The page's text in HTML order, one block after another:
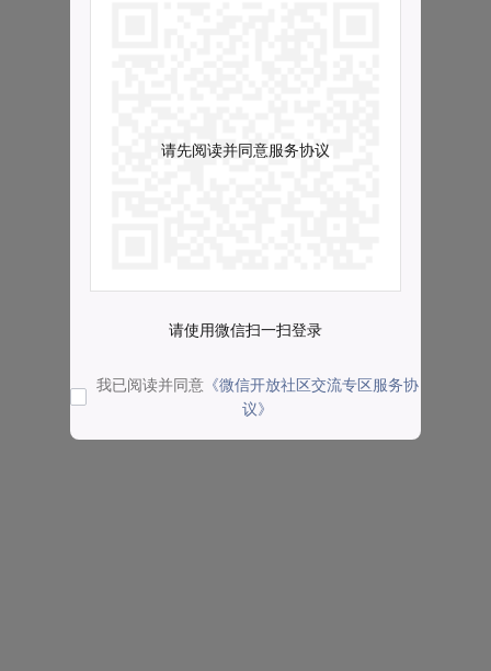
请先阅读并同意服务协议
请使用微信扫一扫登录
我已阅读并同意 《微信开放社区交流专区服务协
议》